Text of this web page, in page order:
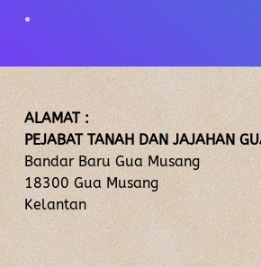
ALAMAT :
PEJABAT TANAH DAN JAJAHAN
Bandar Baru Gua Musang
18300 Gua Musang
Kelantan